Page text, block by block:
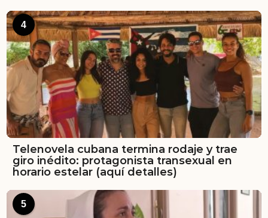
4
Telenovela cubana termina rodaje y trae
giro inédito: protagonista transexual en
horario estelar (aquí detalles)
5